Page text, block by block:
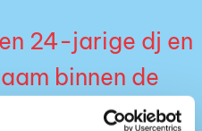
24-jarige dj en
binnen de
Wat